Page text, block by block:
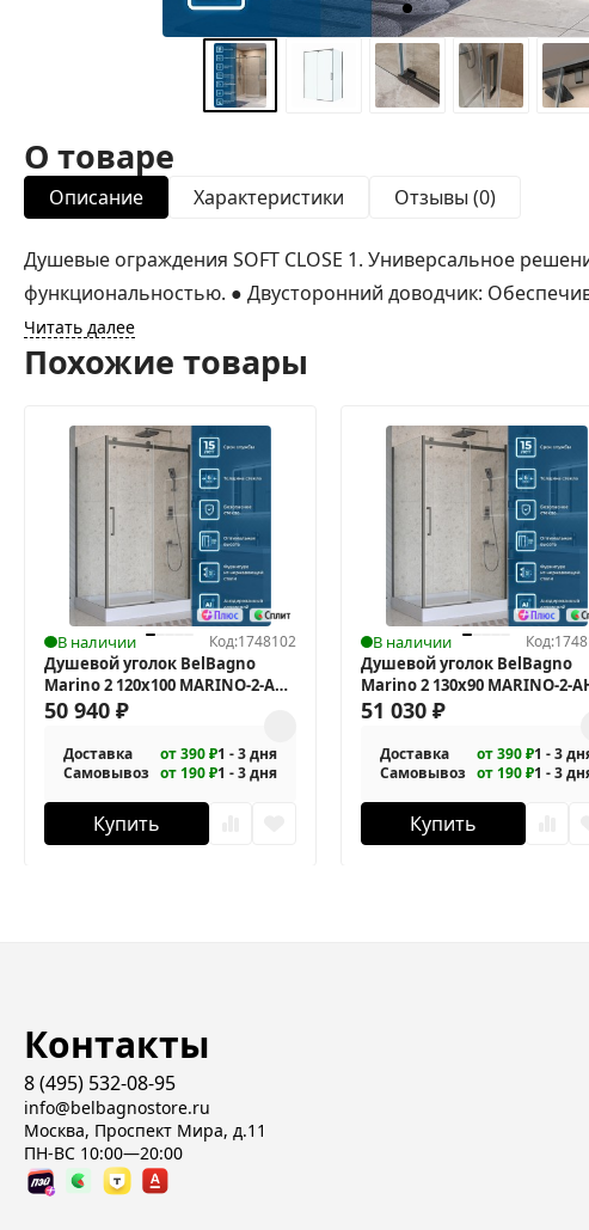
О товаре
Описание Характеристики Отзывы (0)
Душевые ограждения SOFT CLOSE 1. Универсальное
функциональностью. ● Двусторонний доводчик:
Читать далее
Похожие товары
В наличии Код:1748102
Душевой уголок BelBagno
Marino 2 120x100 MARINO-2-AH-
1-120/100-C-GM
50 940 ₽
Доставка от 390 ₽1 - 3 дня
Самовывоз от 190 ₽1 - 3 дня
Купить
В наличии Код:
Душевой уголок BelBagno
Marino 2 130x90 MARINO-2-
1-130/90-C-GM
51 030 ₽
Доставка от 390 ₽1 - 3
Самовывоз от 190 ₽1 - 3
Купить
Контакты
8 (495) 532-08-95
info@belbagnostore.ru
Москва, Проспект Мира, д.11
ПН-ВС 10:00—20:00